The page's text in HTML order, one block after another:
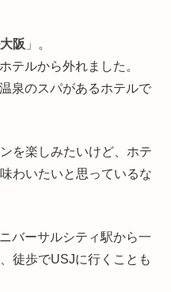
阪 」。
テルから外れました。
泉のスパがあるホテルで
を楽しみたいけど、ホテ
わいたいと思っているな
バーサルシティ駅から一
徒歩でUSJに行くことも